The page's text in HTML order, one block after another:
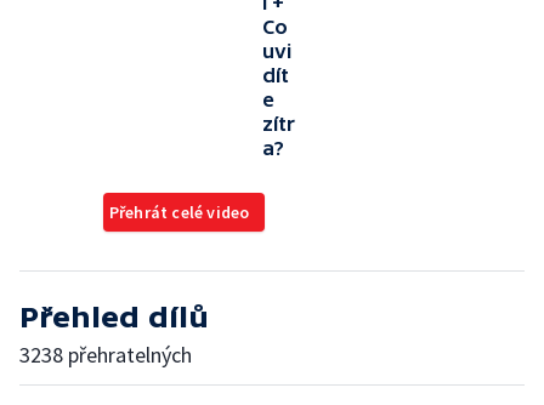
Co
uvi
dít
e
zítr
a?
Přehrát celé video
Přehled dílů
3238 přehratelných